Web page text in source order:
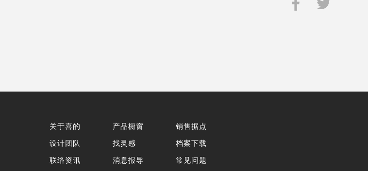
关于喜的
设计团队
联络资讯
产品橱窗
找灵感
消息报导
销售据点
档案下载
常见问题